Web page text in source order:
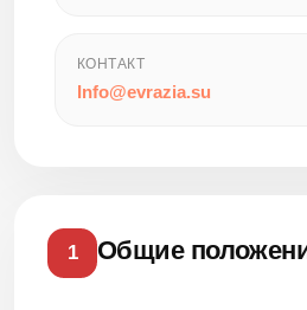
КОНТАКТ
Info@evrazia.su
1 Общие